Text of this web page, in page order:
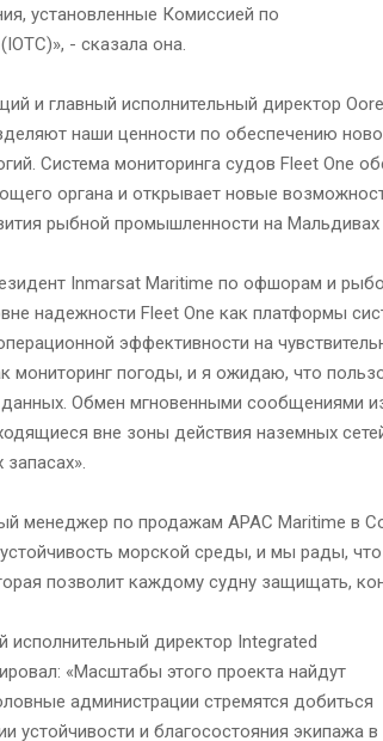
установленные Комиссией по
- сказала она.
и главный исполнительный директор
наши ценности по обеспечению
Система мониторинга судов Fleet One
органа и открывает новые
рыбной промышленности на Мальдивах
Inmarsat Maritime по офшорам и
надежности Fleet One как платформы
эффективности на
мониторинг погоды, и я ожидаю, что
данных. Обмен мгновенными сообщениями
вне зоны действия наземных
менеджер по продажам APAC Maritime в
морской среды, и мы рады,
позволит каждому судну защищать,
директор Integrated
«Масштабы этого проекта найдут
администрации стремятся добиться
устойчивости и благосостояния экипажа в